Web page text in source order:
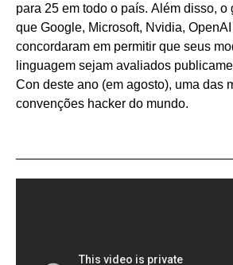
para 25 em todo o país. Além disso, o
que Google, Microsoft, Nvidia,
concordaram em permitir que seus
linguagem sejam avaliados
Con deste ano (em agosto), uma das
convenções hacker do mundo.